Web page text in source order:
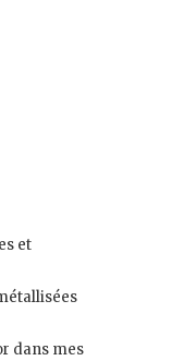
et
dans mes